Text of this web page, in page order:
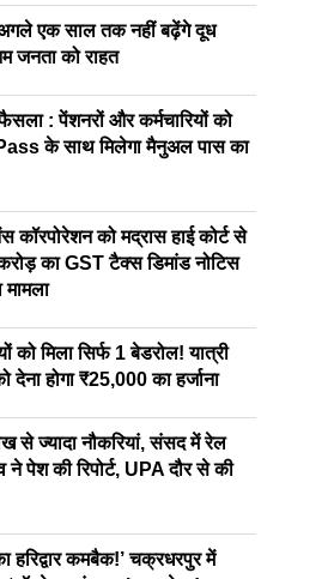
एक साल तक नहीं बढ़ेंगे दूध
जनता को राहत
: पेंशनरों और कर्मचारियों को
के साथ मिलेगा मैनुअल पास का
कॉरपोरेशन को मद्रास हाई कोर्ट से
का GST टैक्स डिमांड नोटिस
मामला
को मिला सिर्फ 1 बेडरोल! यात्री
देना होगा ₹25,000 का हर्जाना
से ज्यादा नौकरियां, संसद में रेल
ने पेश की रिपोर्ट, UPA दौर से की
हरिद्वार कमबैक!’ चक्रधरपुर में